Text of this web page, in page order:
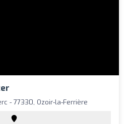
- 77330, Ozoir-la-Ferrière